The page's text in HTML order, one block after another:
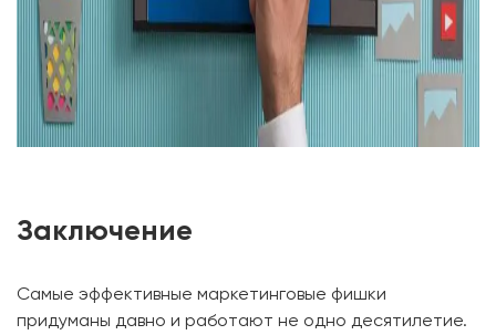
Заключение
Самые эффективные маркетинговые фишки
придуманы давно и работают не одно десятилетие.